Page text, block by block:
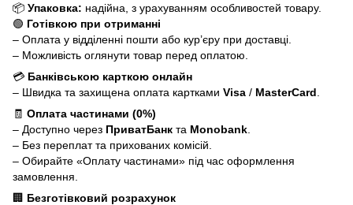
📦 Упаковка: надійна, з урахуванням особливостей товару.
🟢 Готівкою при отриманні
– Оплата у відділенні пошти або кур’єру при доставці.
– Можливість оглянути товар перед оплатою.
💳 Банківською карткою онлайн
– Швидка та захищена оплата картками Visa / MasterCard
🧾 Оплата частинами (0%)
– Доступно через ПриватБанк та Monobank
– Без переплат та прихованих комісій.
– Обирайте «Оплату частинами» під час оформлення
замовлення.
🏢 Безготівковий розрахунок